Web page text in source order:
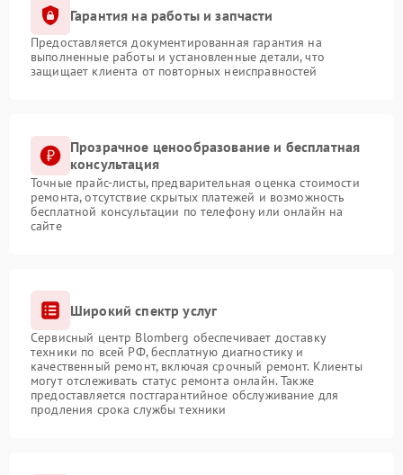
Гарантия на работы и запчасти
Предоставляется документированная гарантия на
выполненные работы и установленные детали, что
защищает клиента от повторных неисправностей
Прозрачное ценообразование и бесплатная
консультация
Точные прайс-листы, предварительная оценка стоимости
ремонта, отсутствие скрытых платежей и возможность
бесплатной консультации по телефону или онлайн на
сайте
Широкий спектр услуг
Сервисный центр Blomberg обеспечивает доставку
техники по всей РФ, бесплатную диагностику и
качественный ремонт, включая срочный ремонт. Клиенты
могут отслеживать статус ремонта онлайн. Также
предоставляется постгарантийное обслуживание для
продления срока службы техники